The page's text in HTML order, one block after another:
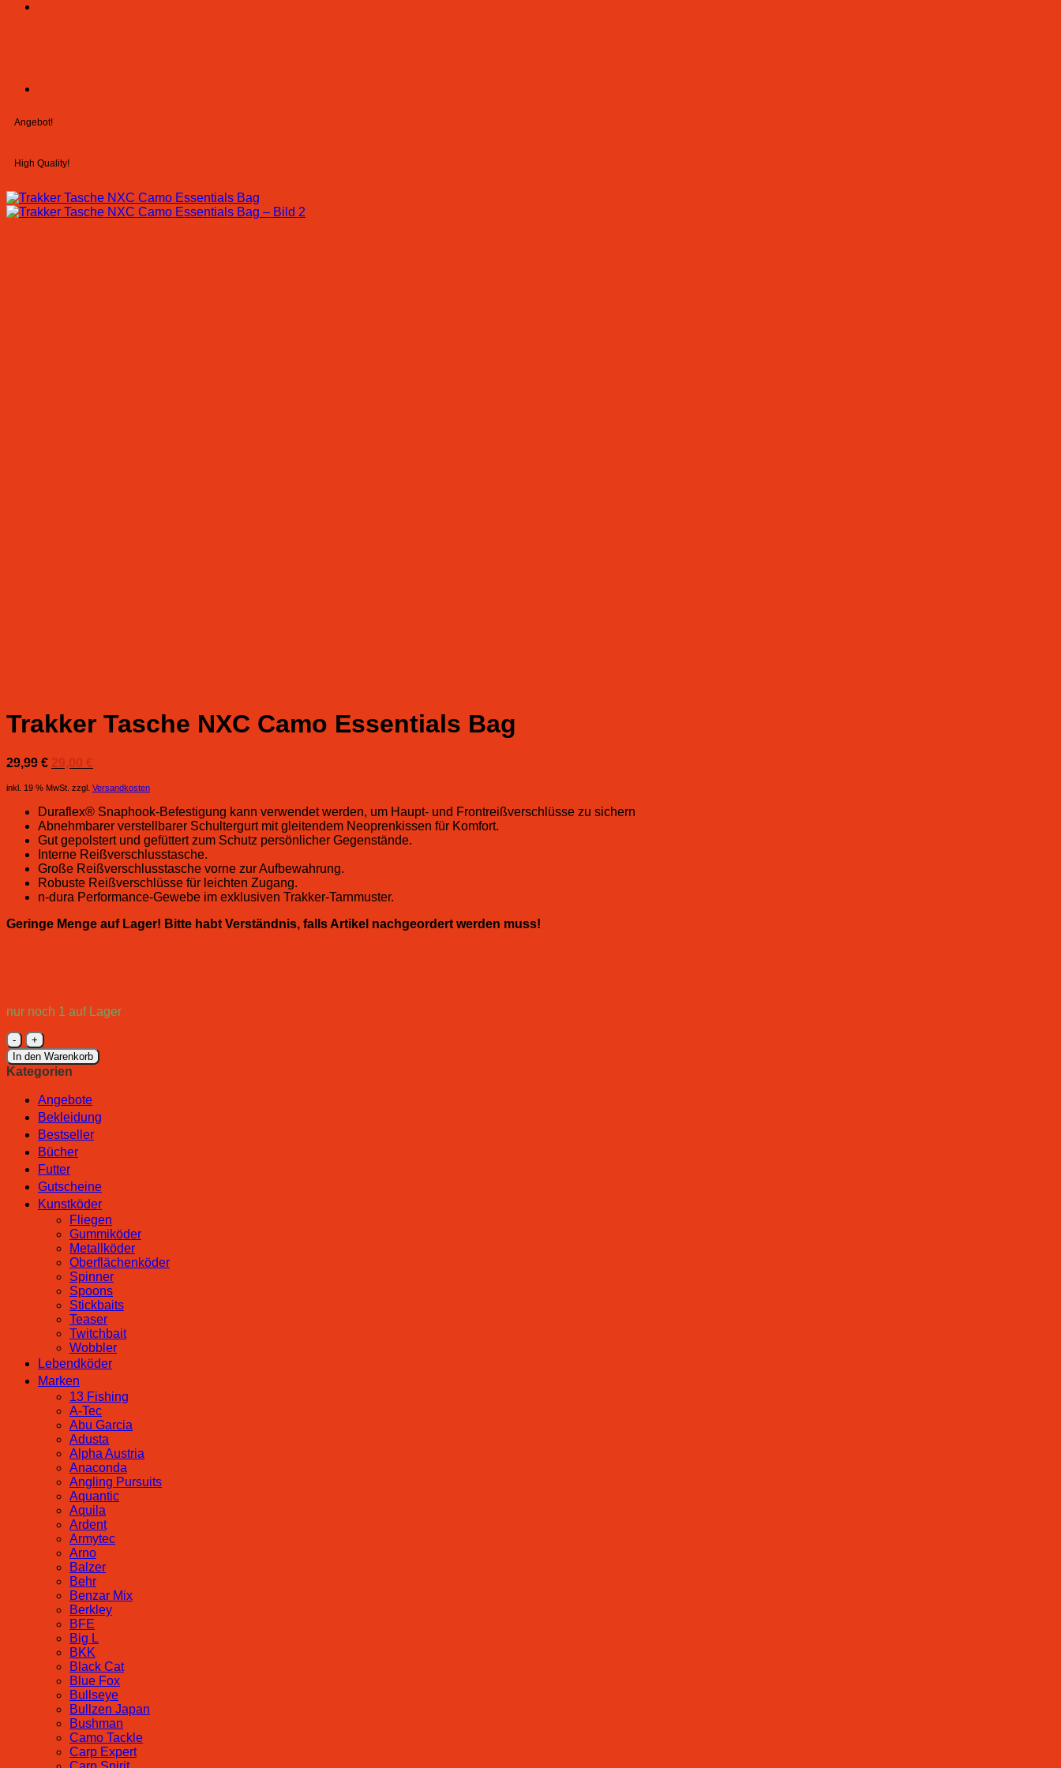
Angebot!
High Quality!
Trakker Tasche NXC Camo Essentials Bag
29,99€ Ursprünglicher
war:
29,99 €
29,00 €
ist:
29,00 €.
inkl. 19 % MwSt. zzgl. Versandkosten
Duraflex® Snaphook-Befestigung kann verwendet werden, um Haupt- und Frontreißverschlüsse zu sichern
Abnehmbarer verstellbarer Schultergurt mit gleitendem Neoprenkissen für Komfort.
Gut gepolstert und gefüttert zum Schutz persönlicher Gegenstände.
Interne Reißverschlusstasche.
Große Reißverschlusstasche vorne zur Aufbewahrung.
Robuste Reißverschlüsse für leichten Zugang.
n-dura Performance-Gewebe im exklusiven Trakker-Tarnmuster.
Geringe Menge auf Lager! Bitte habt Verständnis, falls Artikel nachgeordert werden muss!
nur noch 1 auf Lager
Trakker
Tasche
NXC
Camo
Essentials
Bag
Menge
In den Warenkorb
Kategorien
Angebote
Bekleidung
Bestseller
Bücher
Futter
Gutscheine
Kunstköder
Fliegen
Gummiköder
Metallköder
Oberflächenköder
Spinner
Spoons
Stickbaits
Teaser
Twitchbait
Wobbler
Lebendköder
Marken
13 Fishing
A-Tec
Abu Garcia
Adusta
Alpha Austria
Anaconda
Angling Pursuits
Aquantic
Aquila
Ardent
Armytec
Arno
Balzer
Behr
Benzar Mix
Berkley
BFE
Big L
BKK
Black Cat
Blue Fox
Bullseye
Bullzen Japan
Bushman
Camo Tackle
Carp Expert